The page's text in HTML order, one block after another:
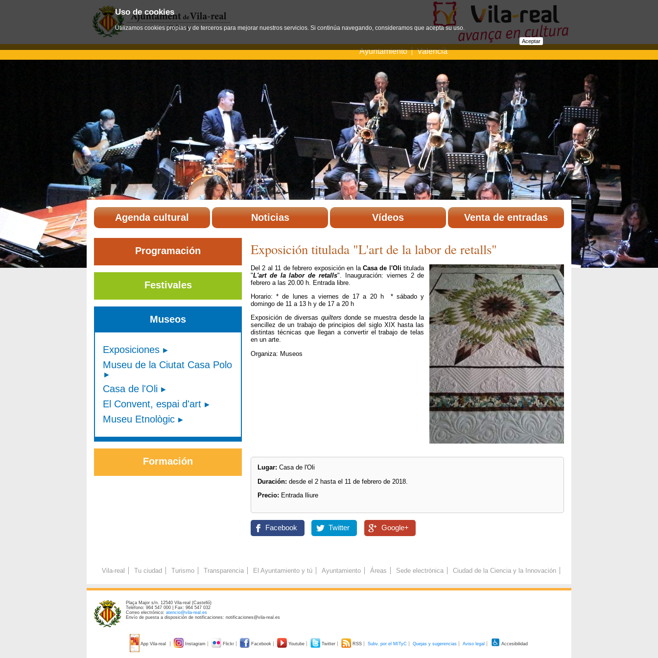
Ayuntamiento Valencià
Agenda cultural Noticias Vídeos Venta de entradas
Exposición titulada "L'art de la labor de retalls"
Del 2 al 11 de febrero exposición en laCasa de l'Oli titulada
"L'art de la labor de retalls". Inauguración: viernes 2 de
febrero a las 20.00 h. Entrada libre.
Horario: * de lunes a viernes de 17 a 20 h * sábado y
domingo de 11 a 13 h y de 17 a 20 h
Exposición de diversas quilters donde se muestra desde la
sencillez de un trabajo de principios del siglo XIX hasta las
distintas técnicas que llegan a convertir el trabajo de telas
en un arte.
Organiza: Museos
Lugar: Casa de l'Oli
Duración:desde el 2 hasta el 11 de febrero de 2018.
Precio: Entrada lliure
Facebook Twitter Google+
Programación
Festivales
Museos
Exposiciones
Museu de la Ciutat Casa Polo
Casa de l'Oli
El Convent, espai d'art
Museu Etnològic
Formación
Vila-real Tu ciudad Turismo Transparencia El Ayuntamiento y tú Ayuntamiento Áreas Sede electrónica Ciudad de la Ciencia y la Innovación
Plaça Major s/n. 12540 Vila-real (Castelló)
Teléfono: 964 547 000 | Fax: 964 547 032
Correo electrónico: atencio@vila-real.es
Envío de puesta a disposición de notificaciones: notificaciones@vila-real.es
App Vila-real Instagram Flickr Facebook Youtube Twitter RSS Subv. por el MITyC Quejas y sugerencias Aviso legal Accesibilidad
Uso de cookies
Utilizamos cookies propias y de terceros para mejorar nuestros servicios. Si continúa navegando, consideramos que acepta su uso.
Aceptar